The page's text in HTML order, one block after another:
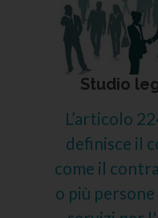
Studio
L’articolo
definisce il
come il
o più